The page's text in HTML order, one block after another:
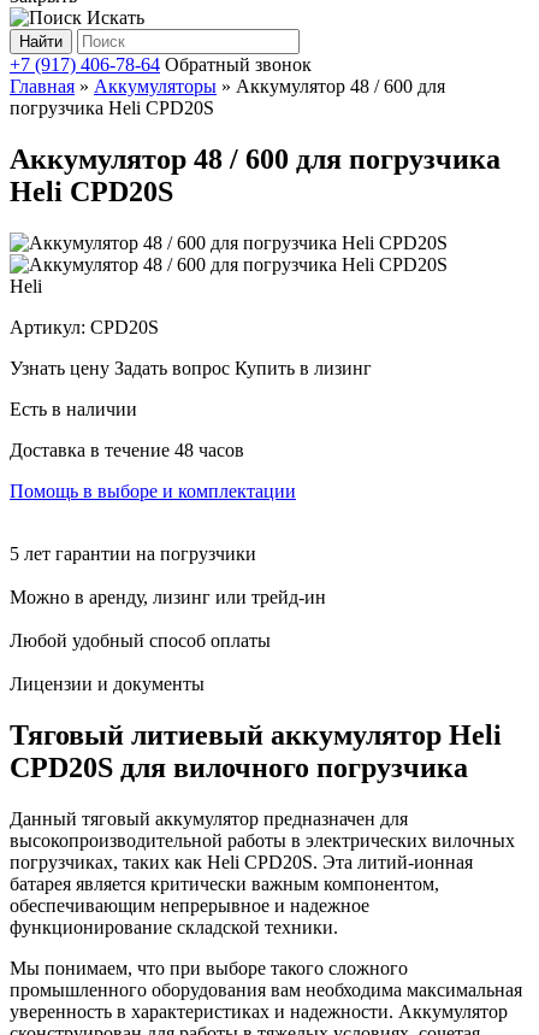
Искать
Найти
+7 (917) 406-78-64 Обратный звонок
Главная » Аккумуляторы » Аккумулятор 48 / 600 для
погрузчика Heli CPD20S
Аккумулятор 48 / 600 для погрузчика
Heli CPD20S
Heli
Артикул: CPD20S
Узнать цену Задать вопрос Купить в лизинг
Есть в наличии
Доставка в течение 48 часов
Помощь в выборе и комплектации
5 лет гарантии на погрузчики
Можно в аренду, лизинг или трейд-ин
Любой удобный способ оплаты
Лицензии и документы
Тяговый литиевый аккумулятор Heli
CPD20S для вилочного погрузчика
Данный тяговый аккумулятор предназначен для
высокопроизводительной работы в электрических вилочных
погрузчиках, таких как Heli CPD20S. Эта литий-ионная
батарея является критически важным компонентом,
обеспечивающим непрерывное и надежное
функционирование складской техники.
Мы понимаем, что при выборе такого сложного
промышленного оборудования вам необходима максимальная
уверенность в характеристиках и надежности. Аккумулятор